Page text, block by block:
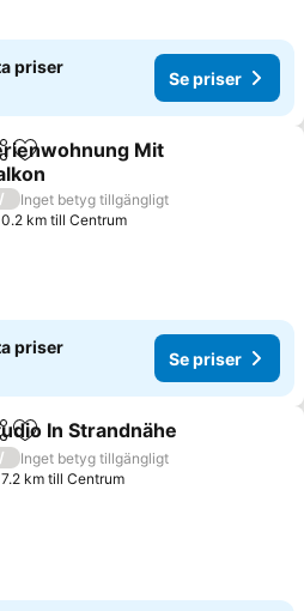
priser
Se priser
Lägg till i Mina Favoriter
Mit
priser
/
Inget betyg tillgängligt
0.2 km till Centrum
priser
Se priser
Lägg till i Mina Favoriter
In Strandnähe
/
Inget betyg tillgängligt
7.2 km till Centrum